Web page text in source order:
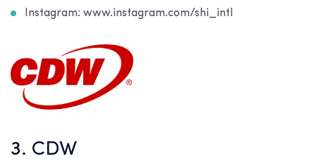
Instagram: www.instagram.com/shi_intl
3. CDW